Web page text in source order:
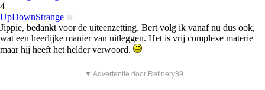
4
UpDownStrange
Jippie, bedankt voor de uiteenzetting. Bert volg ik vanaf nu dus ook,
wat een heerlijke manier van uitleggen. Het is vrij complexe materie
maar hij heeft het helder verwoord.
▼ Advertentie door Refinery89